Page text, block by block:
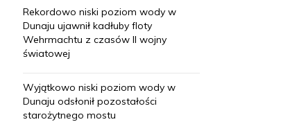
Rekordowo niski poziom wody w
Dunaju ujawnił kadłuby floty
Wehrmachtu z czasów II wojny
światowej
Wyjątkowo niski poziom wody w
Dunaju odsłonił pozostałości
starożytnego mostu